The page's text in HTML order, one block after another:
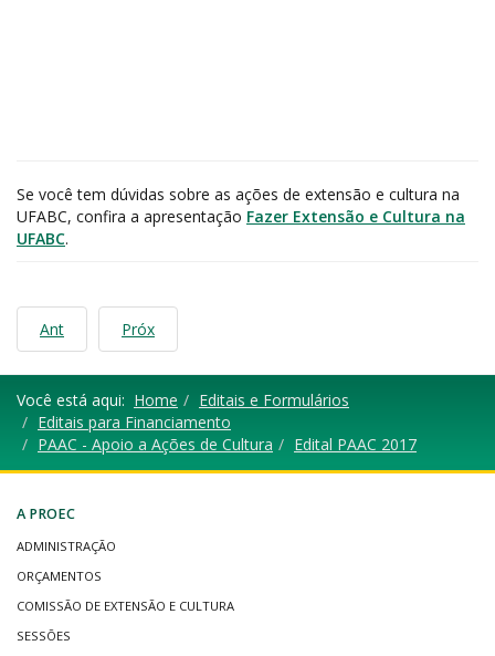
Se você tem dúvidas sobre as ações de extensão e cultura na
UFABC, confira a apresentação Fazer Extensão e Cultura na
UFABC.
Ant Próx
Você está aqui: Home
Editais e Formulários
Editais para Financiamento
PAAC - Apoio a Ações de Cultura
Edital PAAC 2017
A PROEC
ADMINISTRAÇÃO
ORÇAMENTOS
COMISSÃO DE EXTENSÃO E CULTURA
SESSÕES